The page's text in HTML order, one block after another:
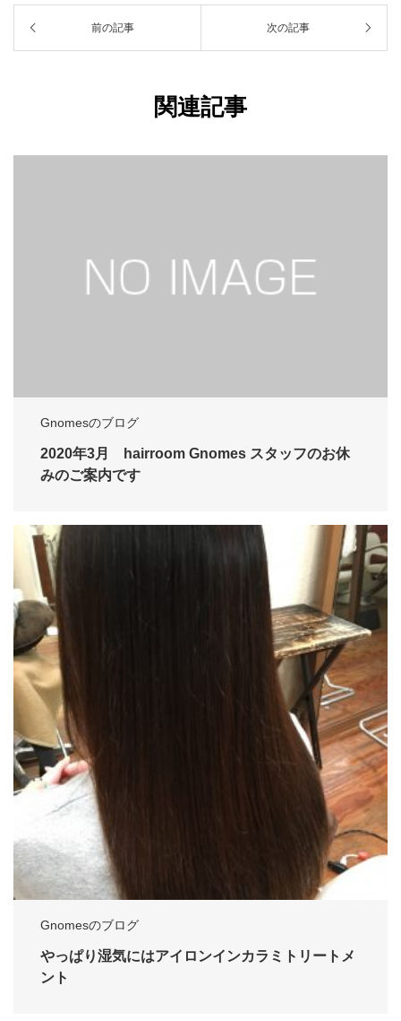
前の記事 次の記事
関連記事
Gnomesのブログ
2020年3月 hairroom Gnomes スタッフのお休
みのご案内です
Gnomesのブログ
やっぱり湿気にはアイロンインカラミトリートメ
ント